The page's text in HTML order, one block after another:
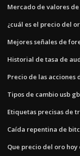
Mercado de valores
¿cuál es el precio del
Mejores señales de
Historial de tasa de
Precio de las acciones
Tipos de cambio usb
Etiquetas precisas de
Caída repentina de
Que precio del oro hoy